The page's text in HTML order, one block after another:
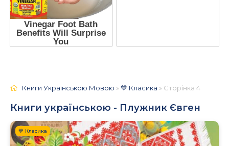
Книги Українською Мовою »💙 Класика » Сторінка 4
Книги українською - Плужник Євген
💙 Класика